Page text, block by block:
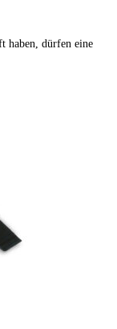
haben, dürfen eine